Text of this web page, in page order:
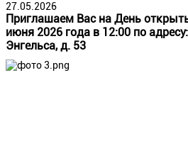
27.05.2026
Приглашаем Вас на День
июня 2026 года в 12:00 по
Энгельса, д. 53